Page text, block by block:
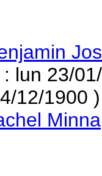
: lun 23/
12/1900 )
Minna